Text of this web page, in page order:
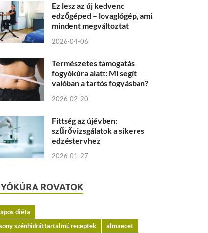
Ez lesz az új kedvenc
edzőgéped – lovaglógép, ami
mindent megváltoztat
2026-04-06
Természetes támogatás
fogyókúra alatt: Mi segít
valóban a tartós fogyásban?
2026-02-20
Fittség az újévben:
szűrővizsgálatok a sikeres
edzéstervhez
2026-01-27
ROVATOK
diéta
szénhidráttartalmú receptek
almaecet